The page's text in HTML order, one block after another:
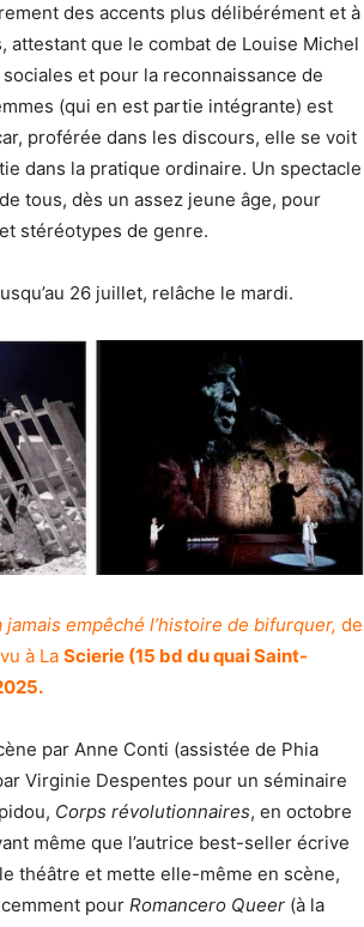
des accents plus délibérément et à
attestant que le combat de Louise Michel
et pour la reconnaissance de
(qui en est partie intégrante) est
proférée dans les discours, elle se voit
dans la pratique ordinaire. Un spectacle
tous, dès un assez jeune âge, pour
stéréotypes de genre.
26 juillet, relâche le mardi.
jamais empêché l’histoire de bifurquer, de
à La Scierie (15 bd du quai Saint-
par Anne Conti (assistée de Phia
Virginie Despentes pour un séminaire
Corps révolutionnaires, en octobre
même que l’autrice best-seller écrive
théâtre et mette elle-même en scène,
pour Romancero Queer (à la